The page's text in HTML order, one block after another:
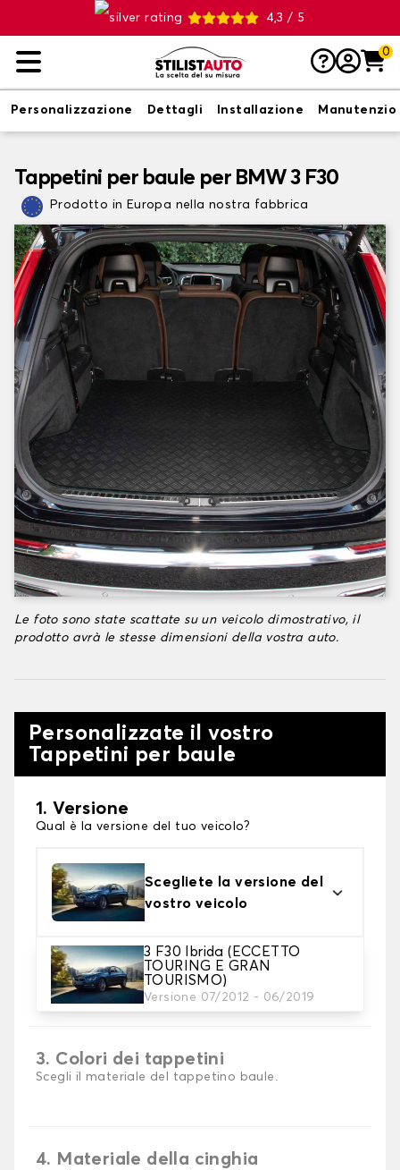
4,3 / 5
0
Personalizzazione Dettagli Installazione
Tappetini per baule per BMW 3 F30
Prodotto in Europa nella nostra fabbrica
Le foto sono state scattate su un veicolo dimostrativo, il
prodotto avrà le stesse dimensioni della vostra auto.
Personalizzate il vostro
Tappetini per baule
1. Versione
Qual è la versione del tuo veicolo?
Scegliete la versione del
vostro veicolo
3 F30 Ibrida (ECCETTO
TOURING E GRAN
TOURISMO)
Versione 07/2012 - 06/2019
2. Materiale
scegli il materiale del tappetini per baule
3. Colori dei tappetini
Scegli il materiale del tappetino baule.
4. Materiale della cinghia